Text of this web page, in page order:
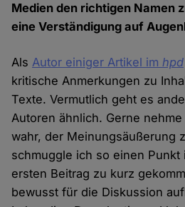
Medien den richtigen Namen
eine Verständigung auf
AlsAutor einiger Artikel imhpd
kritische Anmerkungen zu
Texte. Vermutlich geht es
Autoren ähnlich. Gerne
wahr, der Meinungsäußerung
schmuggle ich so einen Punkt
ersten Beitrag zu kurz
bewusst für die Diskussion